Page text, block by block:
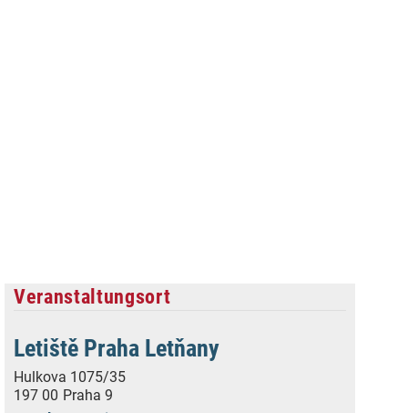
Veranstaltungsort
Letiště Praha Letňany
Hulkova 1075/35
197 00 Praha 9